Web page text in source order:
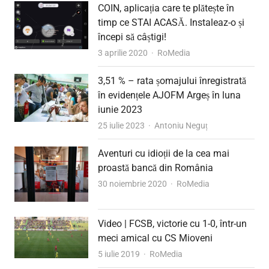
COIN, aplicația care te plătește în
timp ce STAI ACASĂ. Instaleaz-o și
începi să câștigi!
3 aprilie 2020 Author
RoMedia
3,51 % – rata șomajului înregistrată
în evidențele AJOFM Argeș în luna
iunie 2023
25 iulie 2023 Author
Antoniu Neguț
Aventuri cu idioții de la cea mai
proastă bancă din România
30 noiembrie 2020 Author
RoMedia
Video | FCSB, victorie cu 1-0, într-un
meci amical cu CS Mioveni
5 iulie 2019 Author
RoMedia